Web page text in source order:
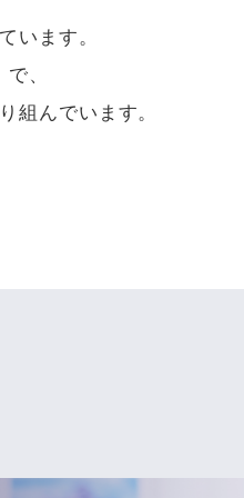
います。
、
組んでいます。